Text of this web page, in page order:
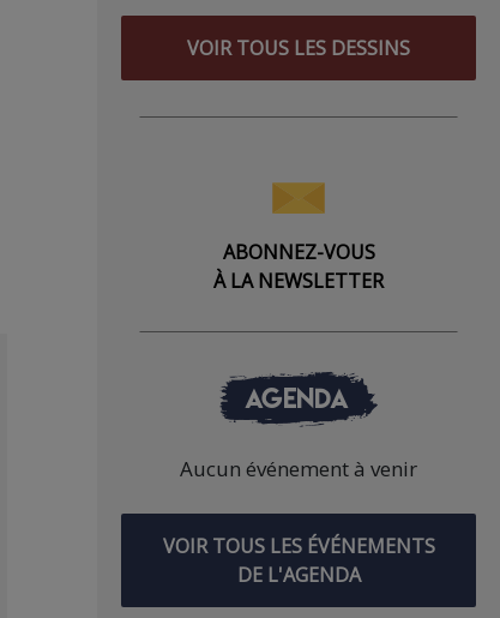
VOIR TOUS LES DESSINS
ABONNEZ-VOUS
À LA NEWSLETTER
AGENDA
Aucun événement à venir
VOIR TOUS LES ÉVÉNEMENTS
DE L'AGENDA